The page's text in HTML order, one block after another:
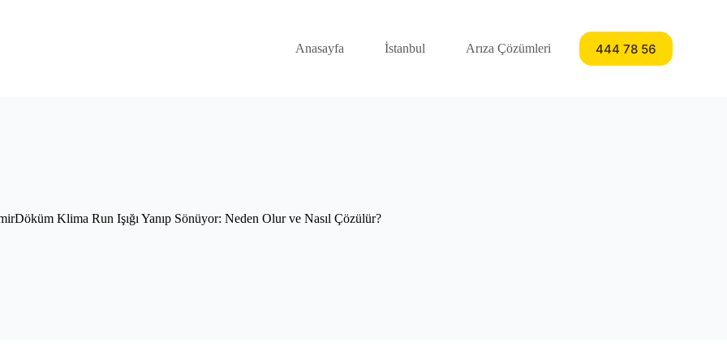
Anasayfa İstanbul Arıza Çözümleri 444 78 56
Klima Run Işığı Yanıp Sönüyor: Neden Olur ve Nasıl Çözülür?